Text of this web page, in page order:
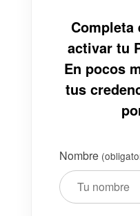
activar tu
En pocos
tus
Nombre